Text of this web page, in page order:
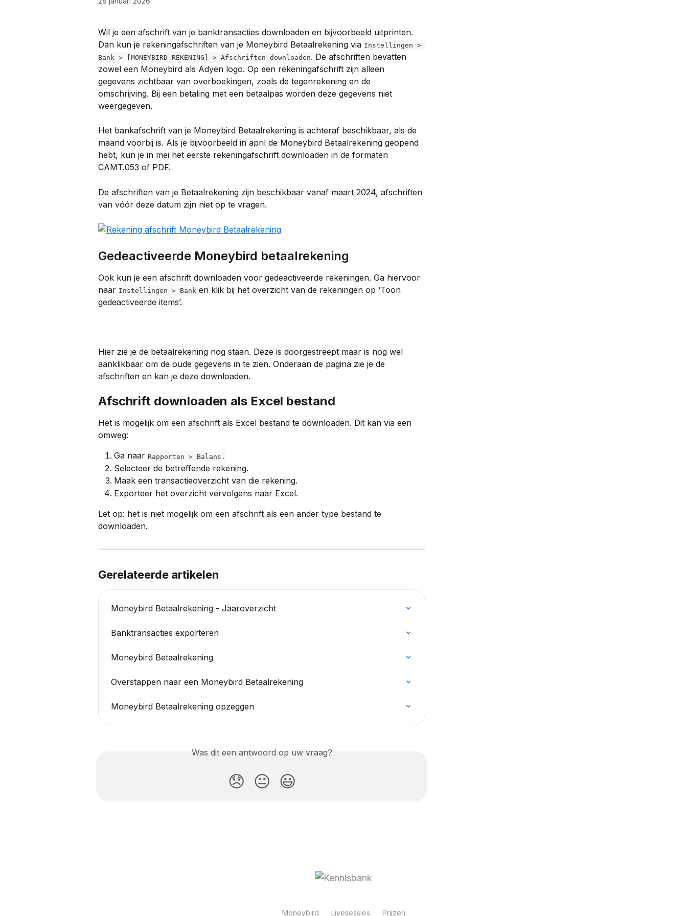
Wil je een afschrift van je banktransacties downloaden en bijvoorbeeld uitprinten.
Dan kun je rekeningafschriften van je Moneybird Betaalrekening via Instellingen >
Bank > [MONEYBIRD REKENING] > Afschriften downloaden. De afschriften bevatten
zowel een Moneybird als Adyen logo. Op een rekeningafschrift zijn alleen
gegevens zichtbaar van overboekingen, zoals de tegenrekening en de
omschrijving. Bij een betaling met een betaalpas worden deze gegevens niet
weergegeven.
Het bankafschrift van je Moneybird Betaalrekening is achteraf beschikbaar, als de
maand voorbij is. Als je bijvoorbeeld in april de Moneybird Betaalrekening geopend
hebt, kun je in mei het eerste rekeningafschrift downloaden in de formaten
CAMT.053 of PDF.
De afschriften van je Betaalrekening zijn beschikbaar vanaf maart 2024, afschriften
van vóór deze datum zijn niet op te vragen.
Gedeactiveerde Moneybird betaalrekening
Ook kun je een afschrift downloaden voor gedeactiveerde rekeningen. Ga hiervoor
naar Instellingen > Bank en klik bij het overzicht van de rekeningen op ‘Toon
gedeactiveerde items’.
Hier zie je de betaalrekening nog staan. Deze is doorgestreept maar is nog wel
aanklikbaar om de oude gegevens in te zien. Onderaan de pagina zie je de
afschriften en kan je deze downloaden.
Afschrift downloaden als Excel bestand
Het is mogelijk om een afschrift als Excel bestand te downloaden. Dit kan via een
omweg:
Ga naar Rapporten > Balans.
Selecteer de betreffende rekening.
Maak een transactieoverzicht van die rekening.
Exporteer het overzicht vervolgens naar Excel.
Let op: het is niet mogelijk om een afschrift als een ander type bestand te
downloaden.
Gerelateerde artikelen
Moneybird Betaalrekening - Jaaroverzicht
Banktransacties exporteren
Moneybird Betaalrekening
Overstappen naar een Moneybird Betaalrekening
Moneybird Betaalrekening opzeggen
Was dit een antwoord op uw vraag?
😞 😐 😃
Moneybird Livesessies Prijzen